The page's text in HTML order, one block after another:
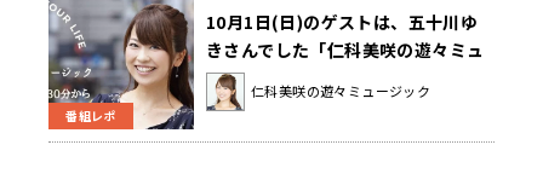
番組レポ
10月1日(日)のゲストは、五十川ゆ
きさんでした「仁科美咲の遊々ミュ
ージック」
仁科美咲の遊々ミュージック